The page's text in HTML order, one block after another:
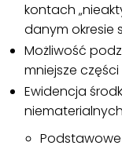
kontach
danym okresie
Możliwość
mniejsze części
Ewidencja
niematerialnych